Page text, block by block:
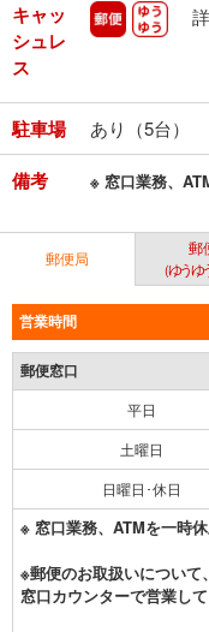
キャッ
シュレ
ス
郵便 ゆ
駐車場 あり（5台）
備考 ※ 窓口業務、
郵便局
郵
（ゆうゆ
営業時間
郵便窓口
平日
土曜日
日曜日･休日
※ 窓口業務、ATMを一時
※郵便のお取扱いについ
窓口カウンターで営業し